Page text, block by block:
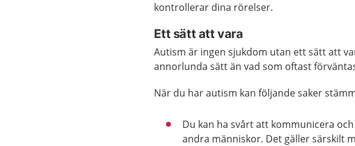
kontrollerar dina rörelser.
Ett sätt att vara
Autism är ingen sjukdom utan ett sätt att
annorlunda sätt än vad som oftast
När du har autism kan följande saker
Du kan ha svårt att kommunicera
andra människor. Det gäller särskilt